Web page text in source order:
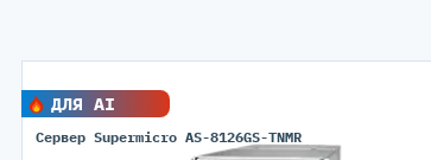
ДЛЯ AI
Сервер Supermicro AS-8126GS-TNMR